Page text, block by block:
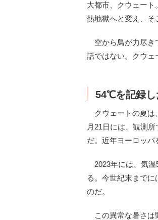
大都市、クウェー
熱地獄へと変え、そ
空から鳥が力尽き
話ではない。クウェ
54℃を記録し
クウェートの夏は
月21日には、観測
だ。近年ヨーロッパ
2023年には、気温
る。今世紀末まで
のだ。
この異常な暑さは